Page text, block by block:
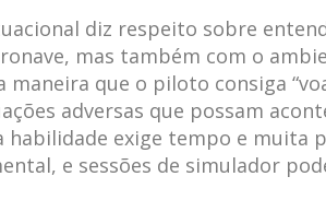
diz respeito sobre
mas também com o
maneira que o piloto consiga
adversas que possam
habilidade exige tempo e muita
e sessões de simulador